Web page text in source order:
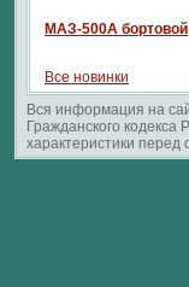
МАЗ-500А бортовой
Все новинки
Вся информация на
Гражданского
характеристики